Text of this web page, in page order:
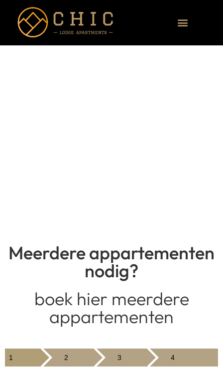
Meerdere appartementen
nodig?
boek hier meerdere
appartementen